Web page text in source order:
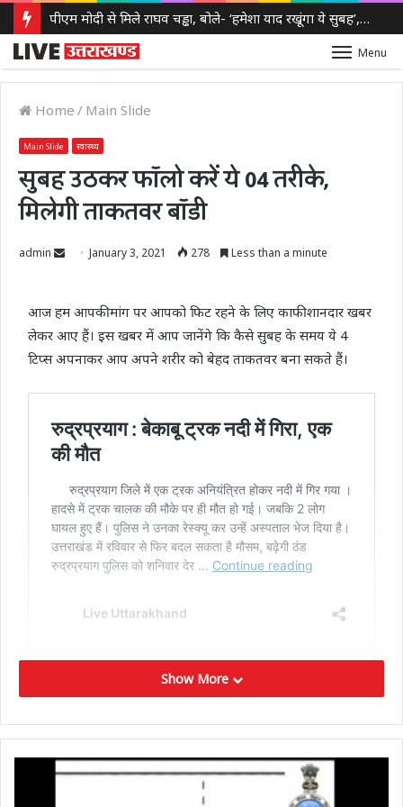
पीएम मोदी से मिले राघव चड्ढा, बोले- ‘हमेशा याद रखूंगा ये सुबह’, मुलाकात को लेकर बढ़ी सियासी चर्चा
Menu
Home / Main Slide
Main Slide स्वास्थ्य
सुबह उठकर फॉलो करें ये 04 तरीके,
मिलेगी ताकतवर बॉडी
admin
SendJanuary 3, 2021 278 Less than a minute
आज हम आपकी मांग पर आपको फिट रहने के लिए काफी शानदार खबर
लेकर आए हैं। इस खबर में आप जानेंगे कि कैसे सुबह के समय ये 4
टिप्स अपनाकर आप अपने शरीर को बेहद ताकतवर बना सकते हैं।
– सुबह खाली पेट काले चने खाने से शरीर को भरपूर पोषण मिलता है।
के साथ फास्फोरस आदि मिनरल्स मिलते हैं। जिससे शरीर मजबूत और
ताकतवर बनता है।
Show More